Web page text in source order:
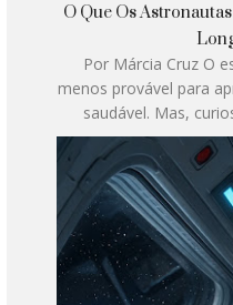
O Que Os
Por Márcia Cruz O
menos provável para
saudável. Mas,